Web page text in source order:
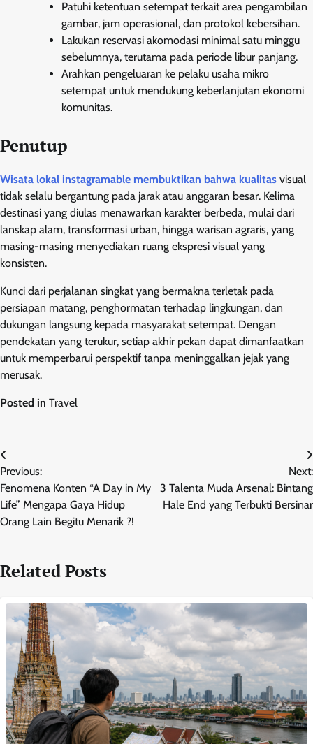
Patuhi ketentuan setempat terkait area pengambilan
gambar, jam operasional, dan protokol kebersihan.
Lakukan reservasi akomodasi minimal satu minggu
sebelumnya, terutama pada periode libur panjang.
Arahkan pengeluaran ke pelaku usaha mikro
setempat untuk mendukung keberlanjutan ekonomi
komunitas.
Penutup
Wisata lokal instagramable membuktikan bahwa kualitas visual
tidak selalu bergantung pada jarak atau anggaran besar. Kelima
destinasi yang diulas menawarkan karakter berbeda, mulai dari
lanskap alam, transformasi urban, hingga warisan agraris, yang
masing-masing menyediakan ruang ekspresi visual yang
konsisten.
Kunci dari perjalanan singkat yang bermakna terletak pada
persiapan matang, penghormatan terhadap lingkungan, dan
dukungan langsung kepada masyarakat setempat. Dengan
pendekatan yang terukur, setiap akhir pekan dapat dimanfaatkan
untuk memperbarui perspektif tanpa meninggalkan jejak yang
merusak.
Posted in Travel
Post
navigation
Previous:
Fenomena Konten “A Day in My
Life” Mengapa Gaya Hidup
Orang Lain Begitu Menarik ?!
Next:
3 Talenta Muda Arsenal: Bintang
Hale End yang Terbukti Bersinar
Related Posts